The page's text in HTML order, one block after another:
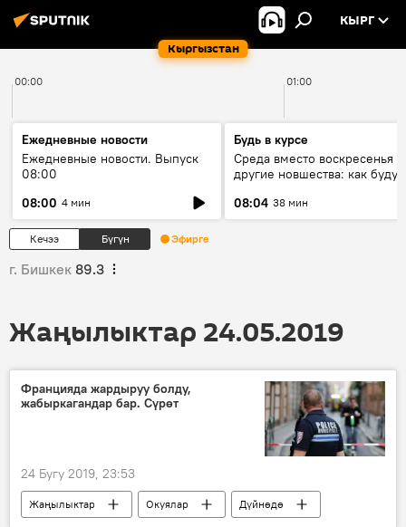
Кыргызстан
КЫРГ
00:00 01:00
Ежедневные новости
Ежедневные новости. Выпуск
08:00
08:00 4 мин
Будь в курсе
Среда вместо воскресенья и
другие новшества: как будут
08:04 38 мин
Кечээ Бүгүн Эфирге
г. Бишкек 89.3
Жаңылыктар 24.05.2019
Францияда жардыруу болду,
жабыркагандар бар. Сүрөт
24 Бугу 2019, 23:53
Жаңылыктар Окуялар
Дүйнөдө